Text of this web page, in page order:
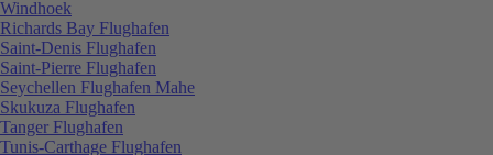
Windhoek
Richards Bay Flughafen
Saint-Denis Flughafen
Saint-Pierre Flughafen
Seychellen Flughafen Mahe
Skukuza Flughafen
Tanger Flughafen
Tunis-Carthage Flughafen